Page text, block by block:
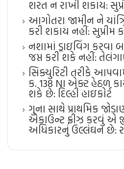
શરત ન રાખી શકાય:
આગોતરા જામીન ને
કરી શકાય નહીં: સુપ્રીમ
નશામાં ડ્રાઇવિંગ કરવા
જપ્ત કરી શકે નહીં:
સિક્યુરિટી તરીકે
ક. 138 NI એક્ટ હેઠળ
શકે છે: દિલ્હી હાઇકોર્ટ
ગુના સાથે પ્રાથમિક
એકાઉન્ટ ફ્રીઝ કરવું એ
અધિકારનું ઉલ્લંઘન છે: